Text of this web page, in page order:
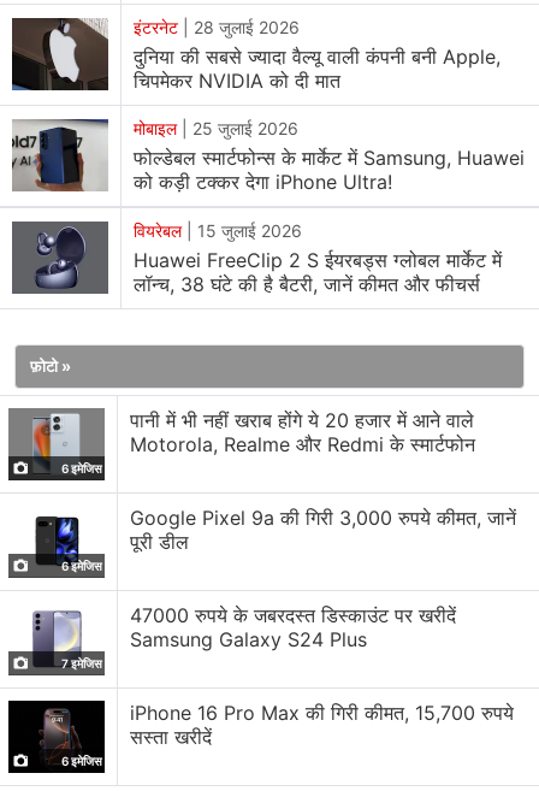
16Mbps तक की ट्रांसमिशन रेट के साथ कम लेटेंसी और हाई
क्वालिटी साउंड डिलीवर करने में सक्षम होंगे।
हालांकि Huawei ने NearLink Audio के तकनीकी पहलुओं को
विस्तार से नहीं बताया है, लेकिन इतना जरूर कहा गया है कि यह
टेक्नोलॉजी ईयरबड्स और डिवाइसों के बीच बेहतर कनेक्टिविटी और
सीमलेस मल्टी-डिवाइस लिंकिंग सुनिश्चित करेगी। इसका मतलब यह है
कि यूजर्स एक साथ कई Huawei डिवाइसेज, जैसे फोन, टैबलेट या
लैपटॉप के बीच बिना डिसकनेक्शन के ऑडियो स्विच कर सकेंगे।
एक पोस्ट शेयर किया, जिसमें उन्होंने कहा कि FreeBuds Pro 5 इसी
महीने आधिकारिक तौर पर लॉन्च किए जाएंगे। उनके मुताबिक, कंपनी
इसे संभवतः अपने अगले फ्लैगशिप स्मार्टफोन Mate 80 सीरीज के साथ
पेश कर सकती है।
Huawei ने FreeBuds Pro 5 के चार कलर वेरिएंट्स की जानकारी
भी शेयर की है, जिसमें Snow White, Frost Silver, Earth
Gold, और Sky Blue शामिल हैं। कंपनी ने “Earth Gold” वेरिएंट
की झलक भी दिखाई है, जिसमें ईयरबड्स पर एक स्लीक गोल्डन रिम
दिया गया है, जो इन्हें प्रीमियम लुक देता है। फिलहाल Huawei ने
इनके बेटरी बैकअप, ड्राइवर्स, और नॉइज कैंसलेशन फीचर्स को लेकर
कोई डिटेल शेयर नहीं की है।
लेटेस्ट टेक न्यूज़
इंटरनेट 28 जुलाई 2026
दुनिया की सबसे ज्यादा वैल्यू वाली कंपनी बनी Apple,
चिपमेकर NVIDIA को दी मात
मोबाइल| 25 जुलाई 2026
फोल्डेबल स्मार्टफोन्स के मार्केट में Samsung, Huawei
को कड़ी टक्कर देगा iPhone Ultra!
वियरेबल| 15 जुलाई 2026
Huawei FreeClip 2 S ईयरबड्स ग्लोबल मार्केट में
लॉन्च, 38 घंटे की है बैटरी, जानें कीमत और फीचर्स
फ़ोटो »
6 इमेजिस
पानी में भी नहीं खराब होंगे ये 20 हजार में आने वाले
Motorola, Realme और Redmi के स्मार्टफोन
6 इमेजिस
Google Pixel 9a की गिरी 3,000 रुपये कीमत, जानें
पूरी डील
7 इमेजिस
47000 रुपये के जबरदस्त डिस्काउंट पर खरीदें
Samsung Galaxy S24 Plus
6 इमेजिस
iPhone 16 Pro Max की गिरी कीमत, 15,700 रुपये
सस्ता खरीदें